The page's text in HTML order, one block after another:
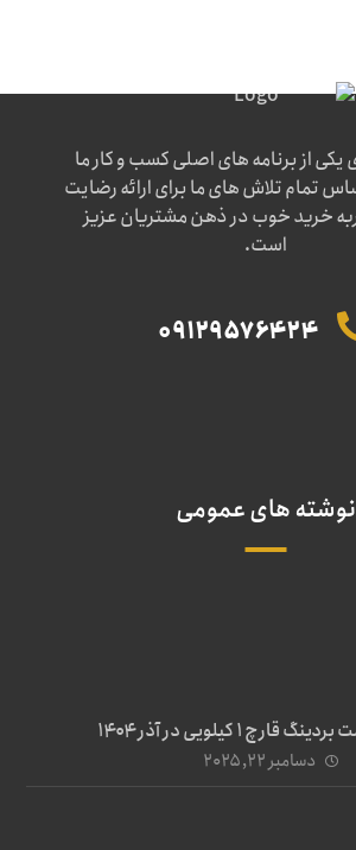
از برنامه های اصلی کسب و کار ما
تمام تلاش های ما برای ارائه رضایت
خرید خوب در ذهن مشتریان عزیز
است.
09129576424
نوشته های عمومی
1 کیلویی در آذر ۱۴۰۴
دسامبر ۲۲, ۲۰۲۵